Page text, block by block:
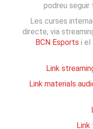
podreu seguir
Les curses
directe, via
BCN Esports i el
Link
Link materials